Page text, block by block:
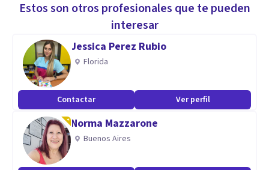
ambiente educativo inclusivo y el desarrollo integral de los
estudiantes a través del apoyo socio emocional.
Estos son otros profesionales que te pueden
interesar
Jessica Perez Rubio
Florida
Contactar Ver perfil
Norma Mazzarone
Buenos Aires